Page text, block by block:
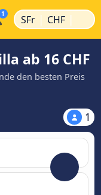
SFr | CHF |
ab 16 CHF
den besten Preis
1